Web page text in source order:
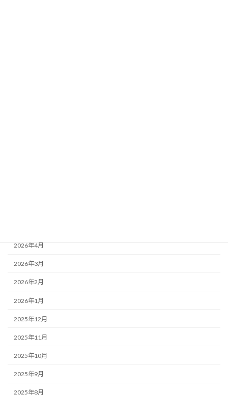
2026年4月
2026年3月
2026年2月
2026年1月
2025年12月
2025年11月
2025年10月
2025年9月
2025年8月